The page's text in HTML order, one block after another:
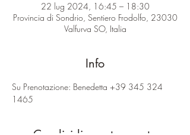
22 lug 2024, 16:45 – 18:30
Provincia di Sondrio, Sentiero Frodolfo, 23030
Valfurva SO, Italia
Info
Su Prenotazione: Benedetta +39 345 324
1465